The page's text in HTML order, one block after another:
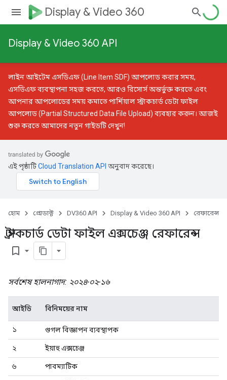
Display & Video 360
Display & Video 360 API
লাইন আইটেম এসডিএফ (Line Item SDF) আপলোড করার সময়,
এসডিএফ ব্যবস্থাপনা সহজ করতে, আরও রিসোর্স অন্তর্ভুক্ত করতে এবং
আপনার আপলোডের সময় কমাতেপার্শিয়াল স্ট্রাকচার্ড ডেটা ফাইল
আপলোড (Partial Structured Data File Upload) ব্যবহার করুন। আজই
শুরু করতে আমাদেরনতুন গাইডটিদেখুন!
এই পৃষ্ঠাটিCloud Translation API অনুবাদ করেছে।
হোম প্রোডাক্ট DV360 API Display & Video 360 API রেফারেন্স
স্ট্রাকচার্ড ডেটা ফাইল এক্সচেঞ্জ রেফারেন্স
bookmark_border
সর্বশেষ হালনাগাদ: ২০২৪-০২-১৬
আইডি বিনিময়ের নাম
১ গুগল বিজ্ঞাপন ব্যবস্থাপক
২ ইয়াহু এক্সচেঞ্জ
৬ পাবম্যাটিক